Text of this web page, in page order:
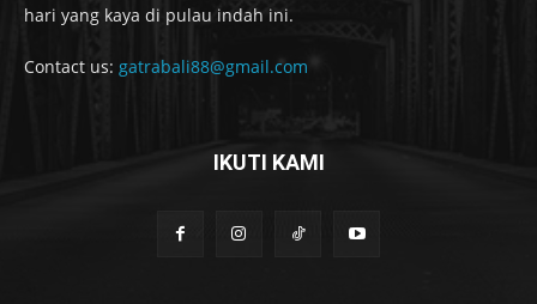
hari yang kaya di pulau indah ini.
Contact us: gatrabali88@gmail.com
IKUTI KAMI